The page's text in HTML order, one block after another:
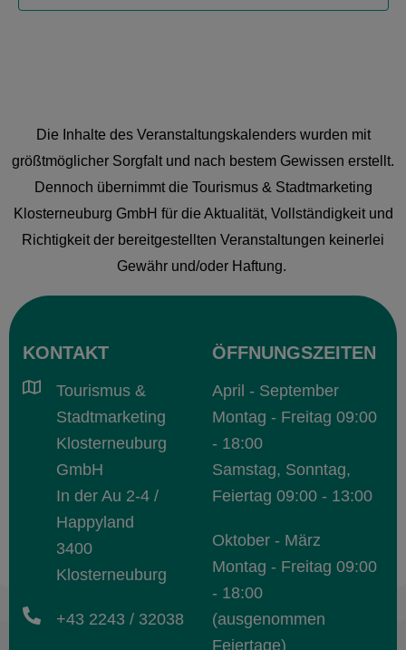
Die Inhalte des Veranstaltungskalenders wurden mit
größtmöglicher Sorgfalt und nach bestem Gewissen erstellt.
Dennoch übernimmt die Tourismus & Stadtmarketing
Klosterneuburg GmbH für die Aktualität, Vollständigkeit und
Richtigkeit der bereitgestellten Veranstaltungen keinerlei
Gewähr und/oder Haftung.
KONTAKT
Tourismus &
Stadtmarketing
Klosterneuburg
GmbH
In der Au 2-4 /
Happyland
3400
Klosterneuburg
+43 2243 / 32038
ÖFFNUNGSZEITEN
April - September
Montag - Freitag 09:00
- 18:00
Samstag, Sonntag,
Feiertag 09:00 - 13:00
Oktober - März
Montag - Freitag 09:00
- 18:00
(ausgenommen
Feiertage)